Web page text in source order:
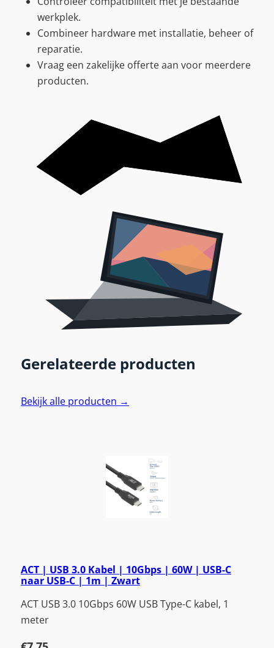
werkplek.
Combineer hardware met installatie, beheer of
reparatie.
Vraag een zakelijke offerte aan voor meerdere
producten.
Gerelateerde producten
Bekijk alle producten →
ACT | USB 3.0 Kabel | 10Gbps | 60W | USB-C
naar USB-C | 1m | Zwart
ACT USB 3.0 10Gbps 60W USB Type-C kabel, 1
meter